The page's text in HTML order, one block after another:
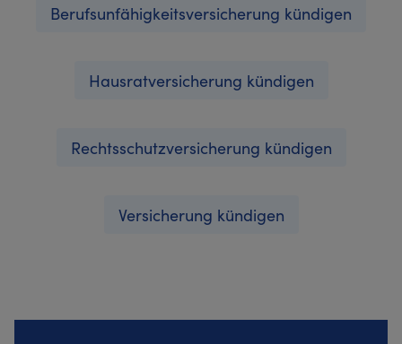
Berufsunfähigkeitsversicherung kündigen
Hausratversicherung kündigen
Rechtsschutzversicherung kündigen
Versicherung kündigen